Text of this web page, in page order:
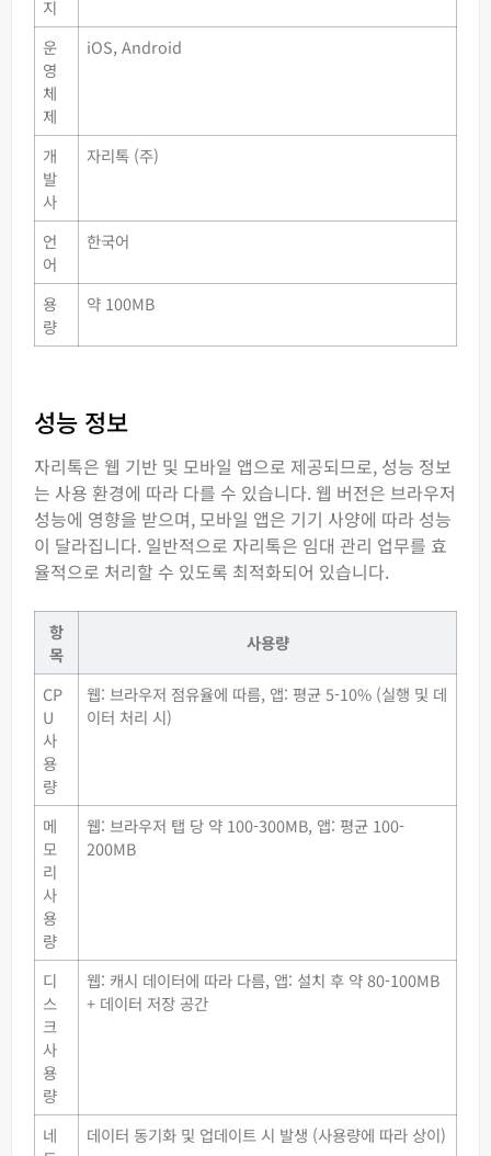
지
운
영
체
제
iOS, Android
개
발
사
자리톡 (주)
언
어
한국어
용
량
약 100MB
성능 정보
자리톡은 웹 기반 및 모바일 앱으로 제공되므로, 성능 정보
는 사용 환경에 따라 다를 수 있습니다. 웹 버전은 브라우저
성능에 영향을 받으며, 모바일 앱은 기기 사양에 따라 성능
이 달라집니다. 일반적으로 자리톡은 임대 관리 업무를 효
율적으로 처리할 수 있도록 최적화되어 있습니다.
항
목
사용량
CP
U
사
용
량
웹: 브라우저 점유율에 따름, 앱: 평균 5-10% (실행 및 데
이터 처리 시)
메
모
리
사
용
량
웹: 브라우저 탭 당 약 100-300MB, 앱: 평균 100-
200MB
디
스
크
사
용
량
웹: 캐시 데이터에 따라 다름, 앱: 설치 후 약 80-100MB
+ 데이터 저장 공간
네
데이터 동기화 및 업데이트 시 발생 (사용량에 따라 상이)